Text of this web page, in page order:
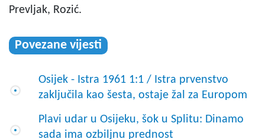
Prevljak, Rozić.
Povezane vijesti
Osijek - Istra 1961 1:1 / Istra prvenstvo
zaključila kao šesta, ostaje žal za Europom
Plavi udar u Osijeku, šok u Splitu: Dinamo
sada ima ozbiljnu prednost